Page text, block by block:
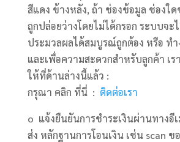
สีแดง ข้างหลัง, ถ้า ช่องข้อมูล ช่องใ
ถูกปล่อยว่างโดยไม่ได้กรอก ระบบจะ
ประมวลผลได้สมบูรณ์ถูกต้อง หรือ ท
และเพื่อความสะดวกสำหรับลูกค้า เร
ให้ที่ด้านล่างนี้แล้ว :
กรุณา คลิก ที่นี่ : ติดต่อเรา
o แจ้งยืนยันการชำระเงินผ่านทางอีเ
ส่ง หลักฐานการโอนเงิน เช่น scan ข